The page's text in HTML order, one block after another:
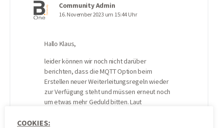
Community Admin
16. November 2023 um 15:44 Uhr
Hallo Klaus,
leider können wir noch nicht darüber
berichten, dass die MQTT Option beim
Erstellen neuer Weiterleitungsregeln wieder
zur Verfügung steht und müssen erneut noch
um etwas mehr Geduld bitten. Laut
Entwicklung dürfte es noch bis Anfang KW48
COOKIES: